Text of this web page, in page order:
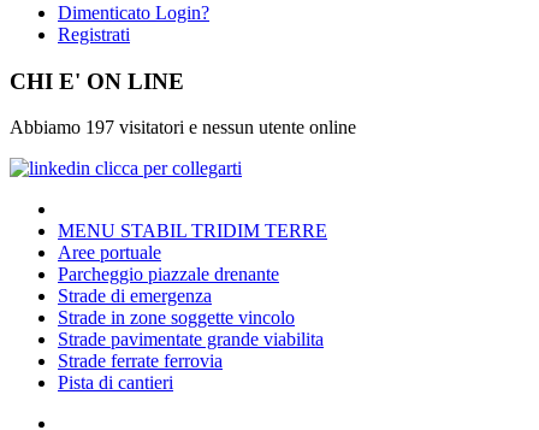
Dimenticato Login?
Registrati
CHI E' ON LINE
Abbiamo 197 visitatori e nessun utente online
MENU STABIL TRIDIM TERRE
Aree portuale
Parcheggio piazzale drenante
Strade di emergenza
Strade in zone soggette vincolo
Strade pavimentate grande viabilita
Strade ferrate ferrovia
Pista di cantieri